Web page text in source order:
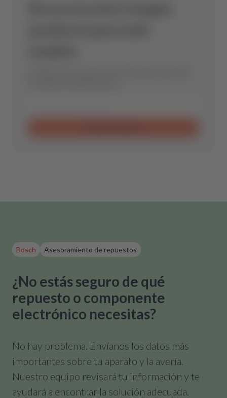
Bosch Asesoramiento de repuestos
¿No estás seguro de qué
repuesto o componente
electrónico necesitas?
No hay problema. Envíanos los datos más
importantes sobre tu aparato y la avería.
Nuestro equipo revisará tu información y te
ayudará a encontrar la solución adecuada.